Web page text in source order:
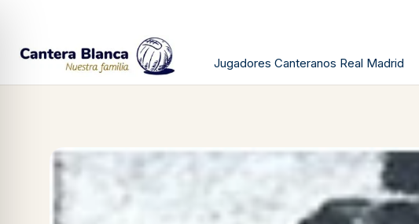
Jugadores Canteranos Real Madrid